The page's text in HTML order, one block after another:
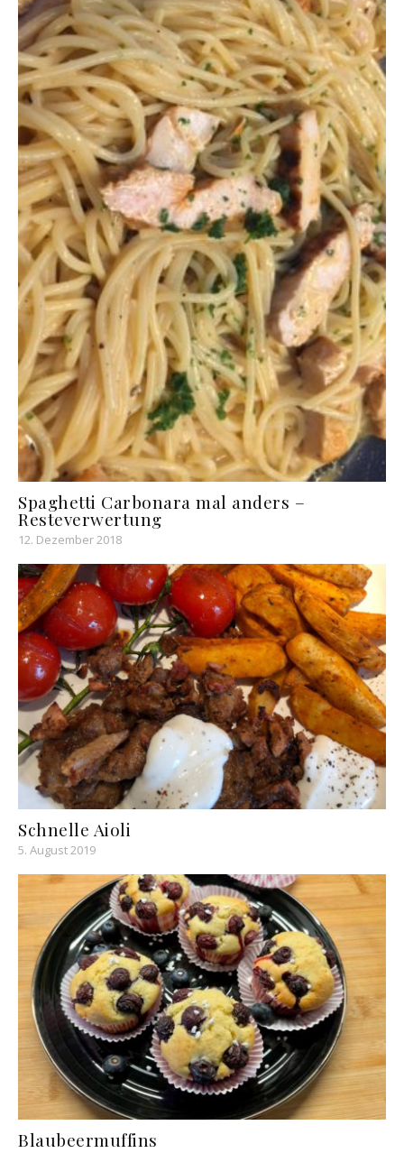
Spaghetti Carbonara mal anders –
Resteverwertung
12. Dezember 2018
Schnelle Aioli
5. August 2019
Blaubeermuffins